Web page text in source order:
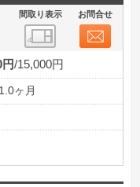
間取り表示 お問合せ
15,000円
1.0ヶ月